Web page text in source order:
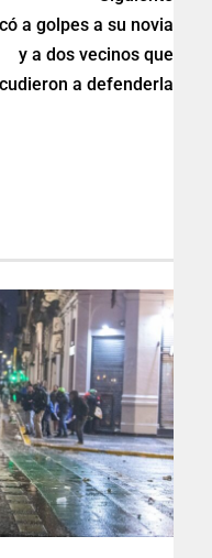
a golpes a su novia
y a dos vecinos que
a defenderla